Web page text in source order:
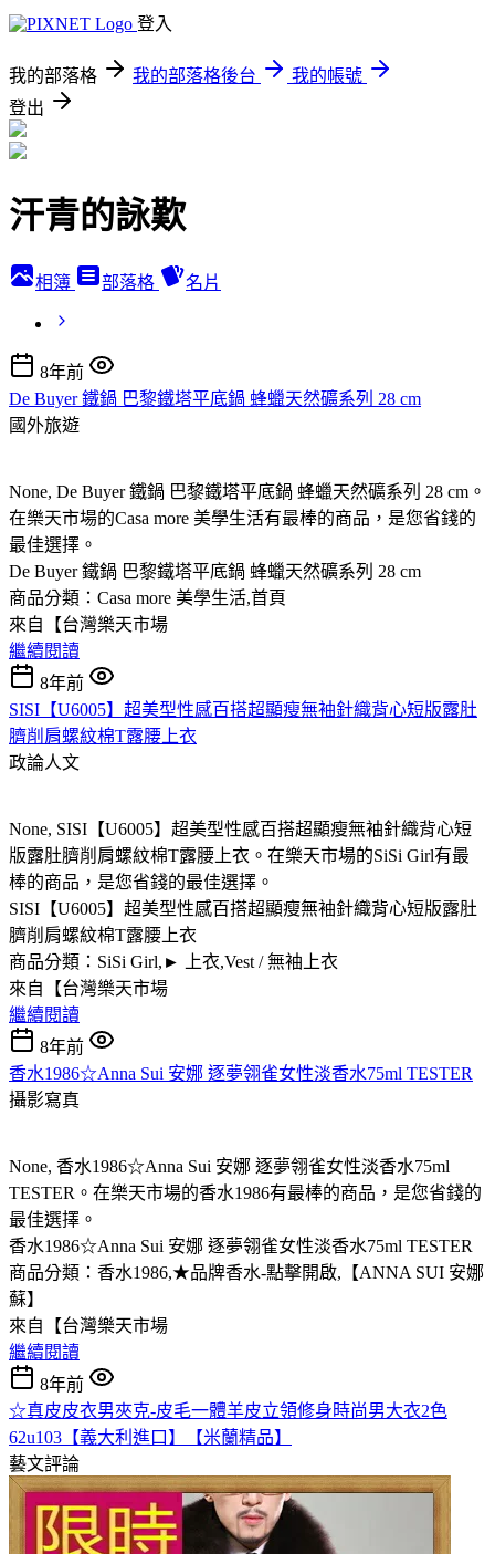
登入
我的部落格 我的部落格後台
我的帳號
登出
汗青的詠歎
相簿 部落格 名片
8年前
De Buyer 鐵鍋 巴黎鐵塔平底鍋 蜂蠟天然礦系列 28 cm
國外旅遊
None, De Buyer 鐵鍋 巴黎鐵塔平底鍋 蜂蠟天然礦系列 28 cm。
在樂天市場的Casa more 美學生活有最棒的商品，是您省錢的
最佳選擇。
De Buyer 鐵鍋 巴黎鐵塔平底鍋 蜂蠟天然礦系列 28 cm
商品分類：Casa more 美學生活,首頁
來自【台灣樂天市場
繼續閱讀
8年前
SISI【U6005】超美型性感百搭超顯瘦無袖針織背心短版露肚
臍削肩螺紋棉T露腰上衣
政論人文
None, SISI【U6005】超美型性感百搭超顯瘦無袖針織背心短
版露肚臍削肩螺紋棉T露腰上衣。在樂天市場的SiSi Girl有最
棒的商品，是您省錢的最佳選擇。
SISI【U6005】超美型性感百搭超顯瘦無袖針織背心短版露肚
臍削肩螺紋棉T露腰上衣
商品分類：SiSi Girl,► 上衣,Vest / 無袖上衣
來自【台灣樂天市場
繼續閱讀
8年前
香水1986☆Anna Sui 安娜 逐夢翎雀女性淡香水75ml TESTER
攝影寫真
None, 香水1986☆Anna Sui 安娜 逐夢翎雀女性淡香水75ml
TESTER。在樂天市場的香水1986有最棒的商品，是您省錢的
最佳選擇。
香水1986☆Anna Sui 安娜 逐夢翎雀女性淡香水75ml TESTER
商品分類：香水1986,★品牌香水-點擊開啟,【ANNA SUI 安娜
蘇】
來自【台灣樂天市場
繼續閱讀
8年前
☆真皮皮衣男夾克-皮毛一體羊皮立領修身時尚男大衣2色
62u103【義大利進口】【米蘭精品】
藝文評論